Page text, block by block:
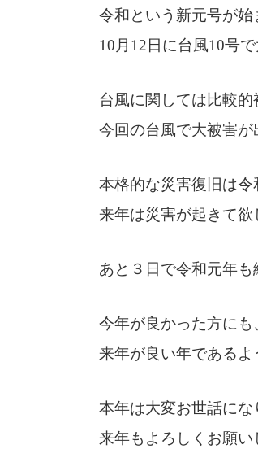
令和という新元号が始
10月12日に台風10号
台風に関しては比較
今回の台風で大被害が
本格的な災害復旧は
来年は災害が起きて欲
あと３日で令和元年も
今年が良かった方にも
来年が良い年である
本年は大変お世話にな
来年もよろしくお願い